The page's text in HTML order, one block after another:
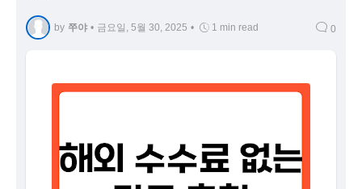
by 쭈야 • 금요일, 5월 30, 2025 • 1 min read 0